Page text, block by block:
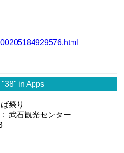
"38" in Apps
祭り
: 武石観光センター